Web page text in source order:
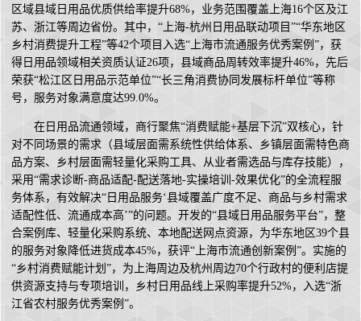
区域县域日用品优质供给率提升68%，业务范围覆盖上海16个区及江
苏、浙江等周边省份。其中，“上海-杭州日用品联动项目”“华东地区
乡村消费提升工程”等42个项目入选“上海市流通服务优秀案例”，获
得日用品领域相关资质认证26项，县域商品周转效率提升46%，先后
荣获“松江区日用品示范单位”“长三角消费协同发展标杆单位”等称
号，服务对象满意度达99.0%。
在日用品流通领域，商行聚焦“消费赋能+基层下沉”双核心，针
对不同场景的需求（县域层面需系统性供给体系、乡镇层面需特色商
品方案、乡村层面需轻量化采购工具、从业者需选品与库存技能），
采用“需求诊断-商品适配-配送落地-实操培训-效果优化”的全流程服
务体系，有效解决“日用品服务‘县域覆盖广度不足、商品与乡村需求
适配性低、流通成本高’”的问题。开发的“县域日用品服务平台”，整
合案例库、轻量化采购系统、本地配送网点资源，为华东地区39个县
的服务对象降低进货成本45%，获评“上海市流通创新案例”。实施的
“乡村消费赋能计划”，为上海周边及杭州周边70个行政村的便利店提
供资源支持与专项培训，乡村日用品线上采购率提升52%，入选“浙
江省农村服务优秀案例”。